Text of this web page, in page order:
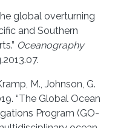
global overturning
and Southern
Oceanography
M., Johnson, G.
“The Global Ocean
Program (GO-